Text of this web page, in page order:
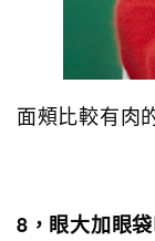
面頰比較有肉
8，眼大加眼